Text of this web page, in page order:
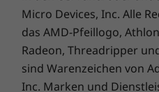
Micro Devices, Inc. Alle
das AMD-Pfeillogo,
Radeon, Threadripper
sind Warenzeichen von
Inc. Marken und